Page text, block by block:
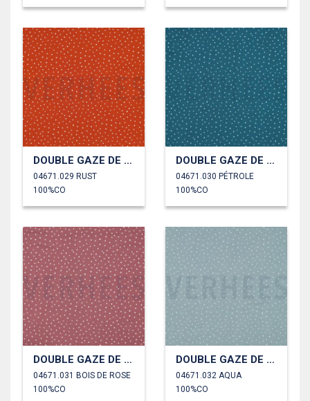
DOUBLE GAZE DE COTON PETITS POINTS
04671.029 RUST
100%CO
DOUBLE GAZE DE COTON PETITS POINTS
04671.030 PÉTROLE
100%CO
DOUBLE GAZE DE COTON PETITS POINTS
04671.031 BOIS DE ROSE
100%CO
DOUBLE GAZE DE COTON PETITS POINTS
04671.032 AQUA
100%CO